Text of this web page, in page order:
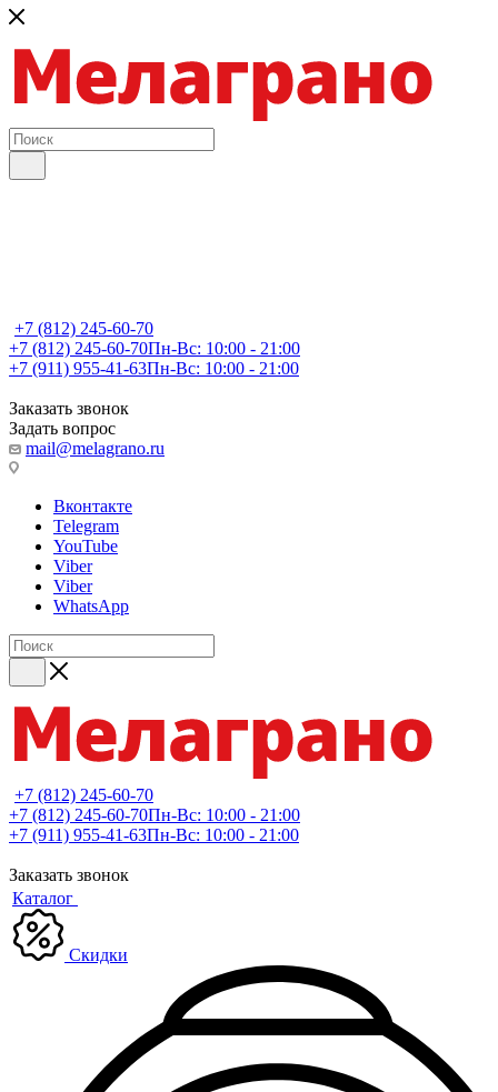
+7 (812) 245-60-70
+7 (812) 245-60-70Пн-Вс: 10:00 - 21:00
+7 (911) 955-41-63Пн-Вс: 10:00 - 21:00
Заказать звонок
Задать вопрос
mail@melagrano.ru
Вконтакте
Telegram
YouTube
Viber
Viber
WhatsApp
+7 (812) 245-60-70
+7 (812) 245-60-70Пн-Вс: 10:00 - 21:00
+7 (911) 955-41-63Пн-Вс: 10:00 - 21:00
Заказать звонок
Каталог
Скидки